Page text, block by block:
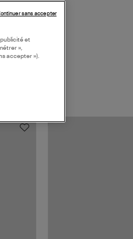
et
»,
accepter »).
sans accepter